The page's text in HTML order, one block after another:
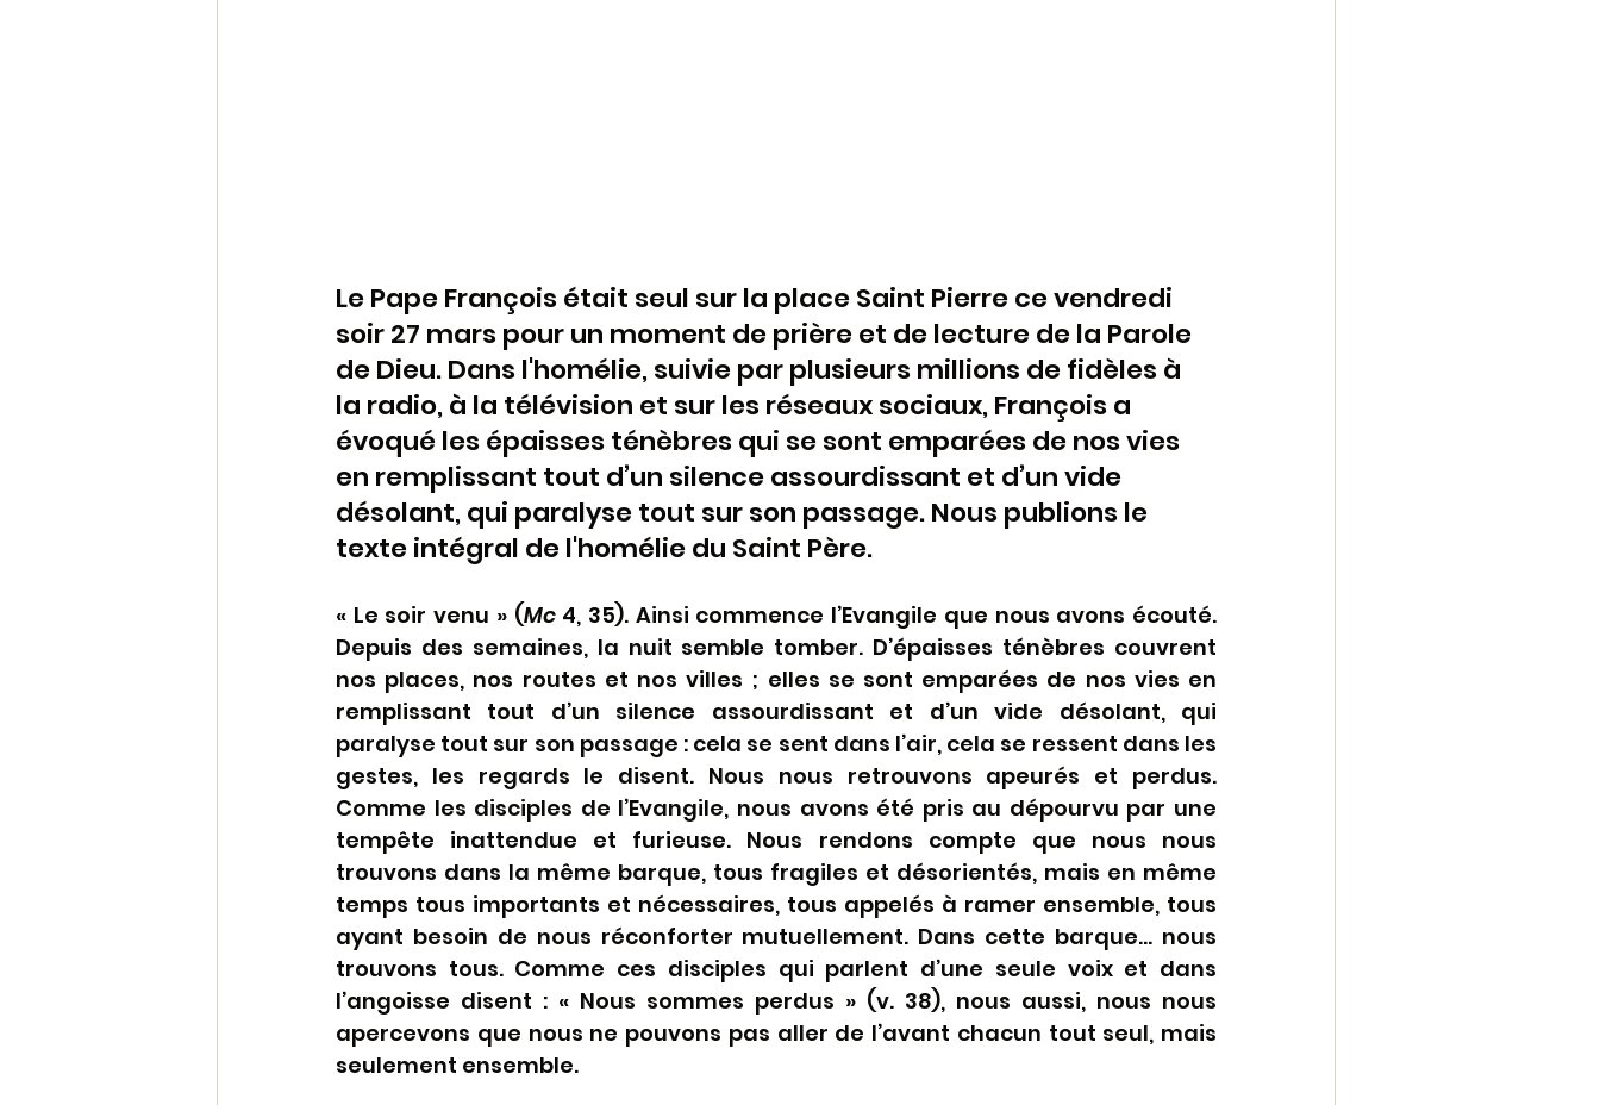
Le Pape François était seul sur la place Saint Pierre ce vendredi
soir 27 mars pour un moment de prière et de lecture de la Parole
de Dieu. Dans l'homélie, suivie par plusieurs millions de fidèles à
la radio, à la télévision et sur les réseaux sociaux, François a
évoqué les épaisses ténèbres qui se sont emparées de nos vies
en remplissant tout d’un silence assourdissant et d’un vide
désolant, qui paralyse tout sur son passage. Nous publions le
texte intégral de l'homélie du Saint Père.
« Le soir venu » (Mc 4, 35). Ainsi commence l’Evangile que nous avons écouté.
Depuis des semaines, la nuit semble tomber. D’épaisses ténèbres couvrent
nos places, nos routes et nos villes ; elles se sont emparées de nos vies en
remplissant tout d’un silence assourdissant et d’un vide désolant, qui
paralyse tout sur son passage : cela se sent dans l’air, cela se ressent dans les
gestes, les regards le disent. Nous nous retrouvons apeurés et perdus.
Comme les disciples de l’Evangile, nous avons été pris au dépourvu par une
tempête inattendue et furieuse. Nous rendons compte que nous nous
trouvons dans la même barque, tous fragiles et désorientés, mais en même
temps tous importants et nécessaires, tous appelés à ramer ensemble, tous
ayant besoin de nous réconforter mutuellement. Dans cette barque… nous
trouvons tous. Comme ces disciples qui parlent d’une seule voix et dans
l’angoisse disent : « Nous sommes perdus » (v. 38), nous aussi, nous nous
apercevons que nous ne pouvons pas aller de l’avant chacun tout seul, mais
seulement ensemble.